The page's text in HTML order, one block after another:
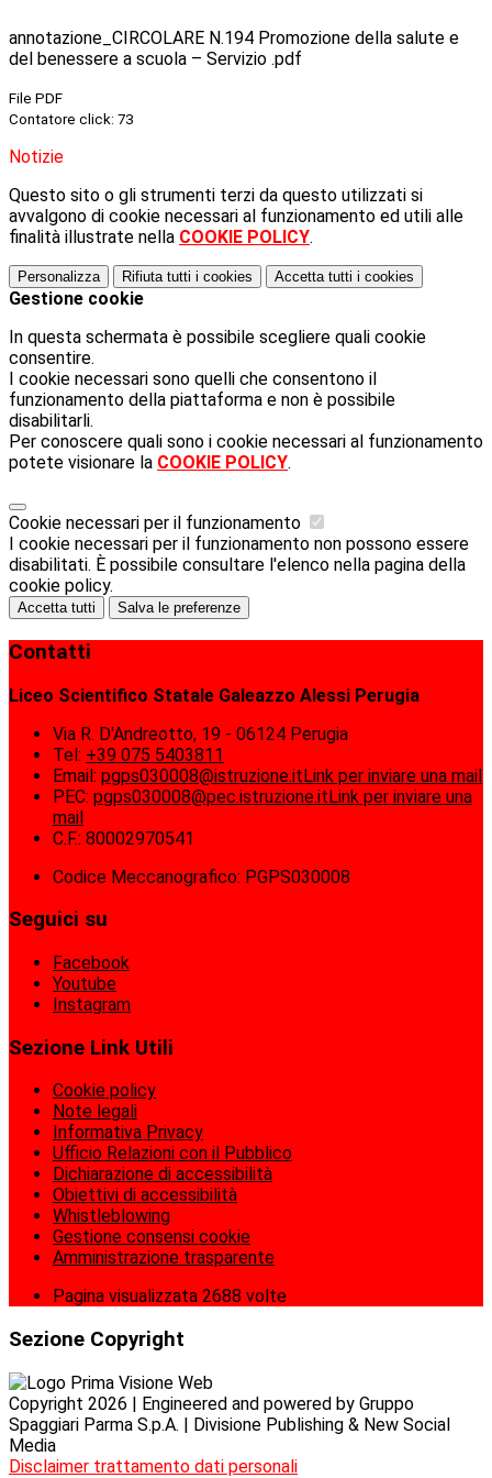
annotazione_CIRCOLARE N.194 Promozione della salute e
del benessere a scuola – Servizio .pdf
File PDF
Contatore click: 73
Notizie
Questo sito o gli strumenti terzi da questo utilizzati si
avvalgono di cookie necessari al funzionamento ed utili alle
finalità illustrate nella COOKIE POLICY.
Personalizza Rifiuta tutti i cookies Accetta tutti i cookies
Gestione cookie
In questa schermata è possibile scegliere quali cookie
consentire.
I cookie necessari sono quelli che consentono il
funzionamento della piattaforma e non è possibile
disabilitarli.
Per conoscere quali sono i cookie necessari al funzionamento
potete visionare la COOKIE POLICY.
Cookie necessari per il funzionamento
I cookie necessari per il funzionamento non possono essere
disabilitati. È possibile consultare l'elenco nella pagina della
cookie policy.
Accetta tutti Salva le preferenze
Contatti
Liceo Scientifico Statale Galeazzo Alessi Perugia
Via R. D'Andreotto, 19 - 06124 Perugia
Tel: +39 075 5403811
Email: pgps030008@istruzione.itLink per inviare una mail
PEC: pgps030008@pec.istruzione.itLink per inviare una
mail
C.F.: 80002970541
Codice Meccanografico: PGPS030008
Seguici su
Facebook
Youtube
Instagram
Sezione Link Utili
Cookie policy
Note legali
Informativa Privacy
Ufficio Relazioni con il Pubblico
Dichiarazione di accessibilità
Obiettivi di accessibilità
Whistleblowing
Gestione consensi cookie
Amministrazione trasparente
Pagina visualizzata 2688 volte
Sezione Copyright
Copyright 2026 | Engineered and powered by Gruppo
Spaggiari Parma S.p.A. | Divisione Publishing & New Social
Media
Disclaimer trattamento dati personali